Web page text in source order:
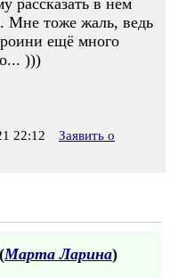
рассказать в нём
Мне тоже жаль, ведь
ещё много
)))
22:12
Заявить о
Марта Ларина)